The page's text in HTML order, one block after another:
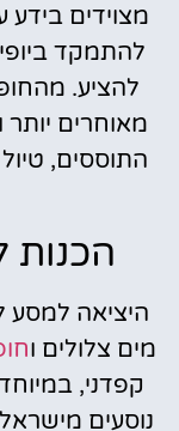
מצוידים
להתמקד
להציע.
מאוחרים יותר
התוססים,
הכנות
היציאה למסע
מים צלולים ו
קפדני,
נוסעים